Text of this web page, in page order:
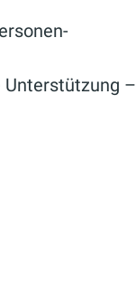
Unterstützung –